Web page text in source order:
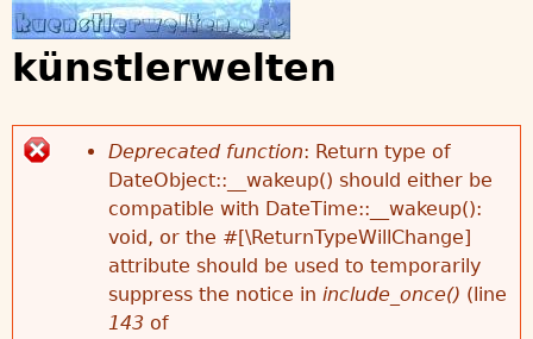
Jump to navigation
künstlerwelten
Deprecated function: Return type of
DateObject::__wakeup() should either be
compatible with DateTime::__wakeup():
void, or the #[\ReturnTypeWillChange]
attribute should be used to temporarily
suppress the notice in include_once() (line
143 of